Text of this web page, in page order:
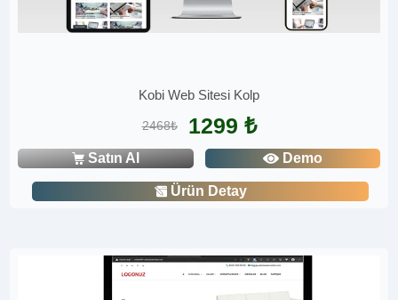
Kobi Web Sitesi Kolp
2468₺ 1299 ₺
Satın Al Demo
Ürün Detay